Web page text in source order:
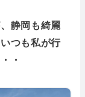
静岡も綺麗
つも私が行
・